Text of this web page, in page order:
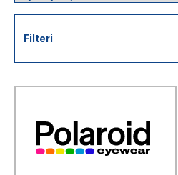
Filteri